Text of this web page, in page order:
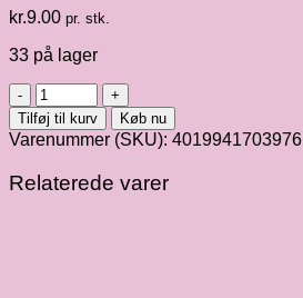
kr.9.00 pr. stk.
33 på lager
Knap
2/hul
rød
12.5
mm
antal
Tilføj til kurv Køb nu
Varenummer (SKU): 4019941703976
Relaterede varer